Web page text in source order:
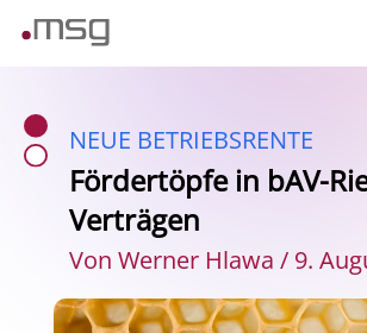
NEUE BETRIEBSRENTE
Fördertöpfe in bAV-
Verträgen
Von Werner Hlawa / 9.